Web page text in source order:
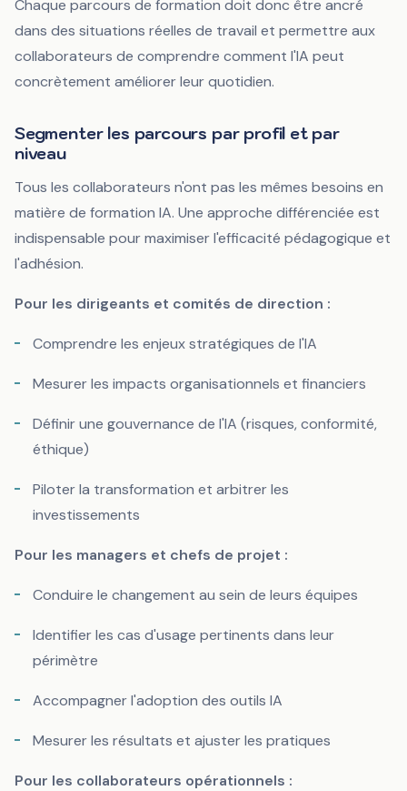
Chaque parcours de formation doit donc être ancré
dans des situations réelles de travail et permettre aux
collaborateurs de comprendre comment l'IA peut
concrètement améliorer leur quotidien.
Segmenter les parcours par profil et par
niveau
Tous les collaborateurs n'ont pas les mêmes besoins en
matière de formation IA. Une approche différenciée est
indispensable pour maximiser l'efficacité pédagogique et
l'adhésion.
Pour les dirigeants et comités de direction :
Comprendre les enjeux stratégiques de l'IA
Mesurer les impacts organisationnels et financiers
Définir une gouvernance de l'IA (risques, conformité,
éthique)
Piloter la transformation et arbitrer les
investissements
Pour les managers et chefs de projet :
Conduire le changement au sein de leurs équipes
Identifier les cas d'usage pertinents dans leur
périmètre
Accompagner l'adoption des outils IA
Mesurer les résultats et ajuster les pratiques
Pour les collaborateurs opérationnels :